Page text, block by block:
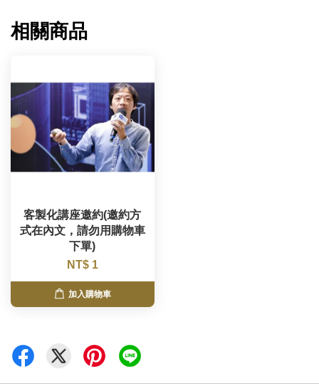
相關商品
客製化講座邀約(邀約方
式在內文，請勿用購物車
下單)
NT$ 1
加入購物車